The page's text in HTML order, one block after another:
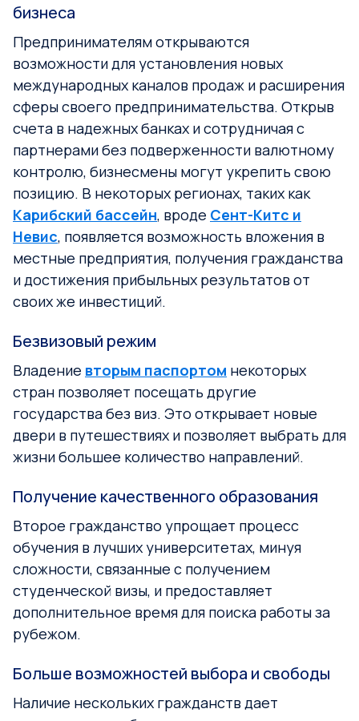
бизнеса
Предпринимателям открываются
возможности для установления новых
международных каналов продаж и расширения
сферы своего предпринимательства. Открыв
счета в надежных банках и сотрудничая с
партнерами без подверженности валютному
контролю, бизнесмены могут укрепить свою
позицию. В некоторых регионах, таких как
Карибский бассейн, вроде Сент-Китс и
Невис, появляется возможность вложения в
местные предприятия, получения гражданства
и достижения прибыльных результатов от
своих же инвестиций.
Безвизовый режим
Владение вторым паспортом некоторых
стран позволяет посещать другие
государства без виз. Это открывает новые
двери в путешествиях и позволяет выбрать для
жизни большее количество направлений.
Получение качественного образования
Второе гражданство упрощает процесс
обучения в лучших университетах, минуя
сложности, связанные с получением
студенческой визы, и предоставляет
дополнительное время для поиска работы за
рубежом.
Больше возможностей выбора и свободы
Наличие нескольких гражданств дает